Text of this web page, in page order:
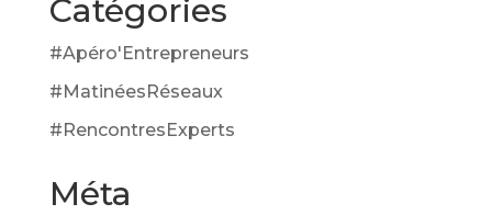
Catégories
#Apéro'Entrepreneurs
#MatinéesRéseaux
#RencontresExperts
Méta